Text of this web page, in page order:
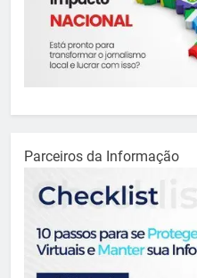
Parceiros da Informação